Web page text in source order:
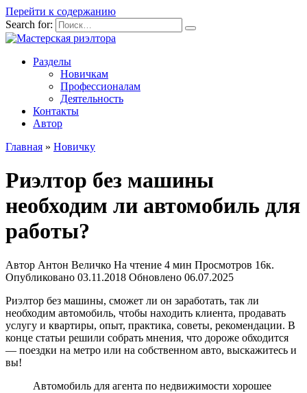
Перейти к содержанию
Search for:
Разделы
Новичкам
Профессионалам
Деятельность
Контакты
Автор
Главная » Новичку
Риэлтор без машины
необходим ли автомобиль для
работы?
Автор Антон Величко На чтение 4 мин Просмотров 16к.
Опубликовано 03.11.2018 Обновлено 06.07.2025
Риэлтор без машины, сможет ли он заработать, так ли
необходим автомобиль, чтобы находить клиента, продавать
услугу и квартиры, опыт, практика, советы, рекомендации. В
конце статьи решили собрать мнения, что дороже обходится
— поездки на метро или на собственном авто, выскажитесь и
вы!
Автомобиль для агента по недвижимости хорошее